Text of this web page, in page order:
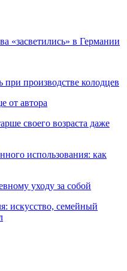
«засветились» в Германии
производстве колодцев
от автора
своего возраста даже
использования: как
уходу за собой
искусство, семейный